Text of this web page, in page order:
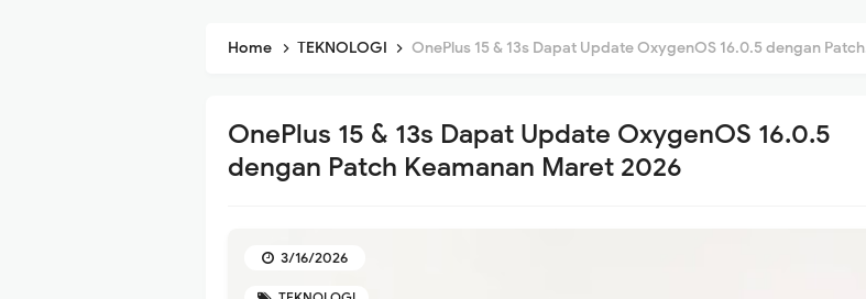
Home TEKNOLOGI OnePlus 15 & 13s Dapat Update OxygenOS 16.0.5 dengan Patch Keamanan Maret 2026
OnePlus 15 & 13s Dapat Update OxygenOS 16.0.5
dengan Patch Keamanan Maret 2026
3/16/2026